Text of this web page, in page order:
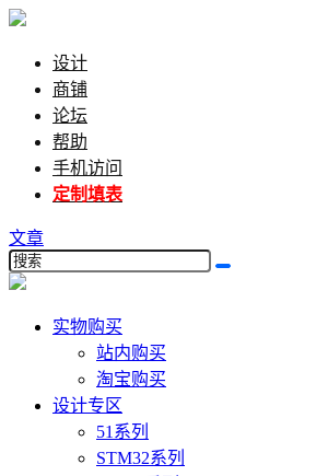
设计
商铺
论坛
帮助
手机访问
定制填表
文章
实物购买
站内购买
淘宝购买
设计专区
51系列
STM32系列